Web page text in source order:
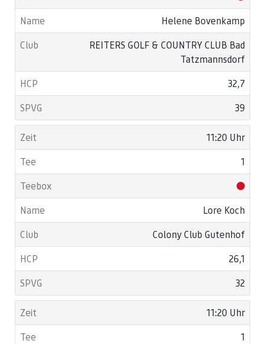
Helene Bovenkamp
REITERS GOLF & COUNTRY CLUB Bad
Tatzmannsdorf
32,7
39
11:20 Uhr
1
Lore Koch
Colony Club Gutenhof
26,1
32
11:20 Uhr
1